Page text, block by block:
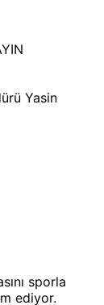
sporla
ediyor.